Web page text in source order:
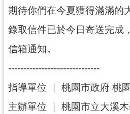
服
動
研
究
學
期待你們在今夏獲得滿滿的
錄取信件已於今日寄送完成
信箱通知。
------------------------------
指導單位 ｜ 桃園市政府 桃
主辦單位 ｜ 桃園市立大溪